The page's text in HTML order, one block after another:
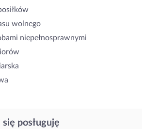
wolnego
niepełnosprawnymi
posługuję